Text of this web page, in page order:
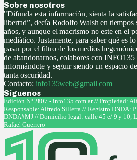
Sobre nosotros
"Difunda esta información, sienta la
libertad”, decía Rodolfo Walsh en tiempos
años, y aunque el macrismo no este en el
mediático. Justamente, para saber qué es
pasar por el filtro de los medios
de abandonarnos, colabores con INFO135
informándote y seguir siendo un espacio
tanta oscuridad.
Contacto: info135web@gmail.com
Síguenos
Facebook
Twitter
Instagram
Youtube
Edición Nº 2807 - info135.com.ar // Propiedad:
Responsable: Alfredo Silletta // Registro DNDA:
DNDA#MJ // Domicilio legal: calle 45 e/ 9 y 10,
Rafael Guerrero